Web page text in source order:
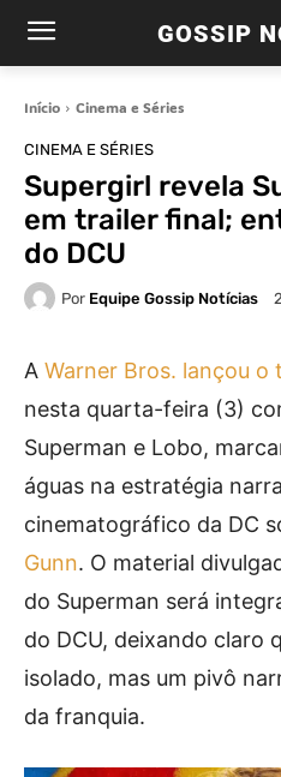
GOSSIP
Início Cinema e Séries
CINEMA E SÉRIES
Supergirl revela
em trailer final;
do DCU
Por Equipe Gossip Notícias
A Warner Bros. lançou o
nesta quarta-feira (3)
Superman e Lobo,
águas na estratégia
cinematográfico da DC
Gunn. O material
do Superman será
do DCU, deixando claro
isolado, mas um pivô
da franquia.